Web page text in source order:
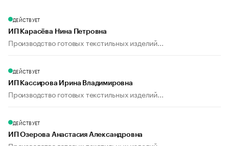
ДЕЙСТВУЕТ
ИП Карасёва Нина Петровна
Производство готовых текстильных изделий...
ДЕЙСТВУЕТ
ИП Кассирова Ирина Владимировна
Производство готовых текстильных изделий...
ДЕЙСТВУЕТ
ИП Озерова Анастасия Александровна